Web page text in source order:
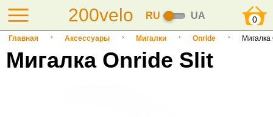
200velo RU UA 0
Главная Аксессуары Мигалки Onride
Мигалка Onride Slit